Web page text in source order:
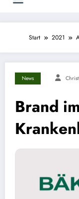
Start 2021
News
Brand